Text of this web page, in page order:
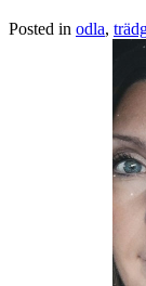
Posted in odla,